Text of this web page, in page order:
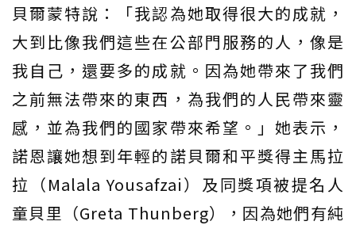
貝爾蒙特說：「我認為她取得很大的成就，
大到比像我們這些在公部門服務的人，像是
我自己，還要多的成就。因為她帶來了我們
之前無法帶來的東西，為我們的人民帶來靈
感，並為我們的國家帶來希望。」她表示，
諾恩讓她想到年輕的諾貝爾和平獎得主馬拉
拉（Malala Yousafzai）及同獎項被提名人
童貝里（Greta Thunberg），因為她們有純